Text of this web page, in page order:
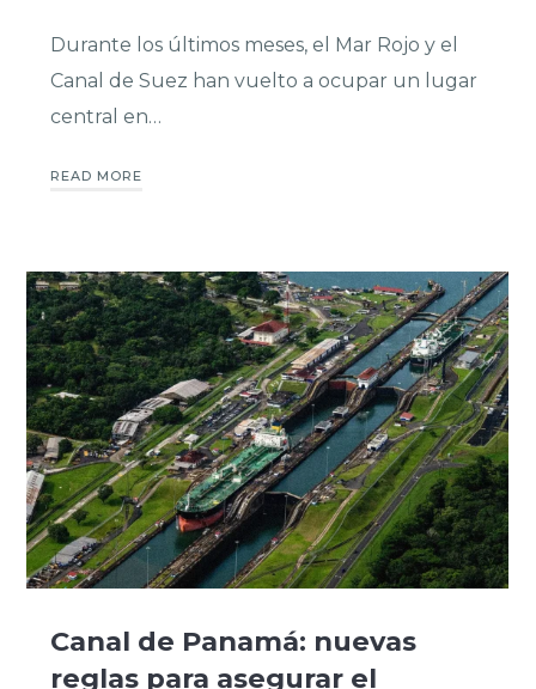
Durante los últimos meses, el Mar Rojo y el
Canal de Suez han vuelto a ocupar un lugar
central en…
READ MORE
Canal de Panamá: nuevas
reglas para asegurar el